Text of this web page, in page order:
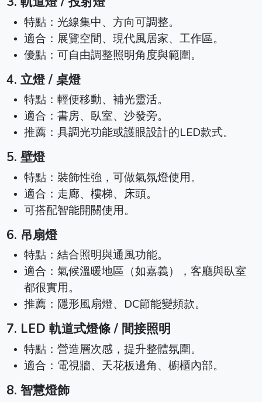
特點：光線集中、方向可調整。
適合：展覽空間、現代風居家、工作區。
優點：可自由調整照明角度與範圍。
4. 立燈 / 桌燈
特點：輕便移動、補光靈活。
適合：書房、臥室、沙發旁。
推薦：具調光功能或護眼設計的LED款式。
5. 壁燈
特點：裝飾性強，可做氣氛燈使用。
適合：走廊、樓梯、床頭。
可搭配智能開關使用。
6. 吊扇燈
特點：結合照明與通風功能。
適合：氣候溫暖地區（如嘉義），客廳與臥室
都很實用。
推薦：隱形風扇燈、DC節能變頻款。
7. LED 軌道式燈條 / 間接照明
特點：營造層次感，提升整體氛圍。
適合：電視牆、天花板邊角、櫥櫃內部。
8. 智慧燈飾